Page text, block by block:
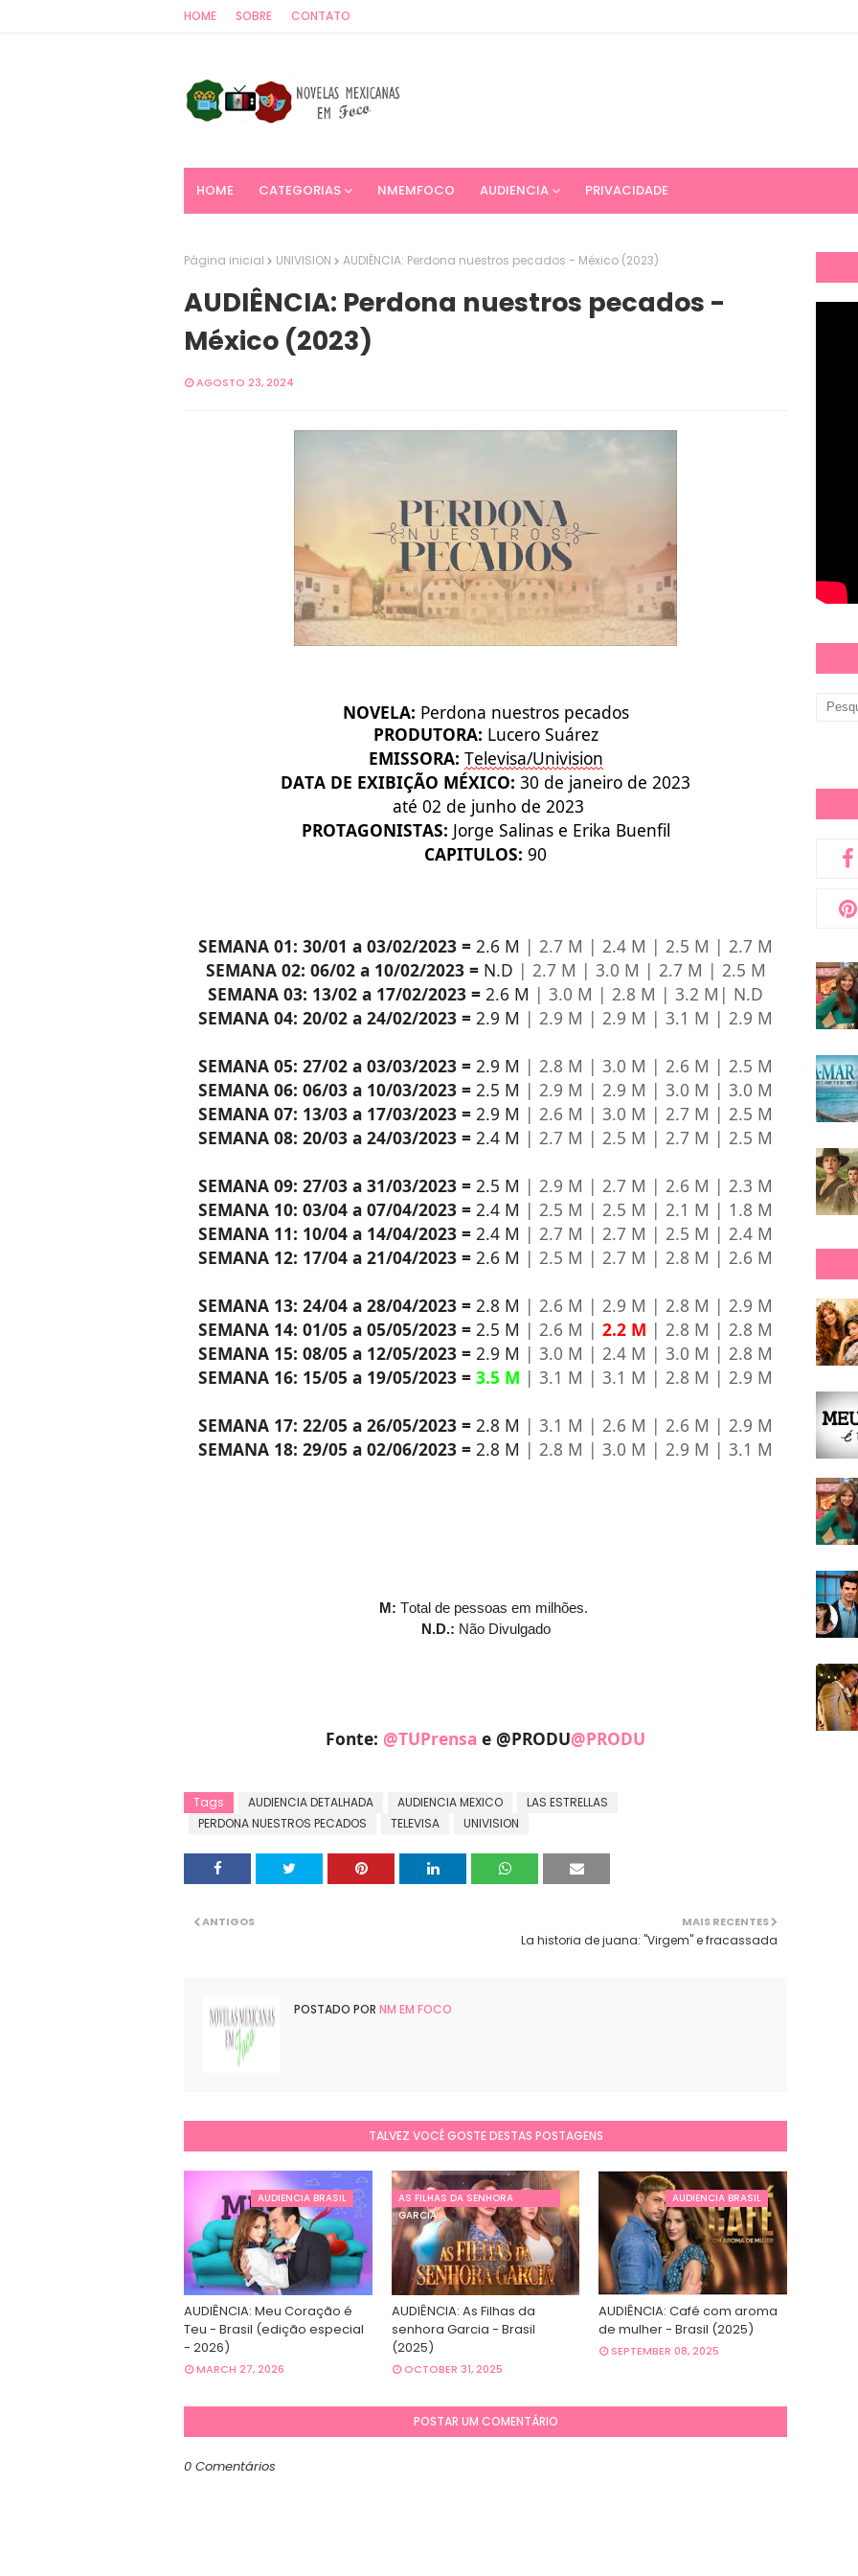
HOME SOBRE CONTATO
HOME CATEGORIAS NMEMFOCO AUDIENCIA PRIVACIDADE
Página inicial UNIVISION AUDIÊNCIA: Perdona nuestros pecados - México (2023)
AUDIÊNCIA: Perdona nuestros pecados -
México (2023)
AGOSTO 23, 2024
NOVELA: Perdona nuestros pecados
PRODUTORA: Lucero Suárez
EMISSORA: Televisa/Univision
DATA DE EXIBIÇÃO MÉXICO: 30 de janeiro de 2023
até 02 de junho de 2023
PROTAGONISTAS: Jorge Salinas e Erika Buenfil
CAPITULOS: 90
SEMANA 01: 30/01 a 03/02/2023 = 2.6 M | 2.7 M | 2.4 M | 2.5 M | 2.7 M
SEMANA 02: 06/02 a 10/02/2023 = N.D | 2.7 M | 3.0 M | 2.7 M | 2.5 M
SEMANA 03: 13/02 a 17/02/2023 = 2.6 M | 3.0 M | 2.8 M | 3.2 M| N.D
SEMANA 04: 20/02 a 24/02/2023 = 2.9 M | 2.9 M | 2.9 M | 3.1 M | 2.9 M
SEMANA 05: 27/02 a 03/03/2023 = 2.9 M | 2.8 M | 3.0 M | 2.6 M | 2.5 M
SEMANA 06: 06/03 a 10/03/2023 = 2.5 M | 2.9 M | 2.9 M | 3.0 M | 3.0 M
SEMANA 07: 13/03 a 17/03/2023 = 2.9 M | 2.6 M | 3.0 M | 2.7 M | 2.5 M
SEMANA 08: 20/03 a 24/03/2023 = 2.4 M | 2.7 M | 2.5 M | 2.7 M | 2.5 M
SEMANA 09: 27/03 a 31/03/2023 = 2.5 M | 2.9 M | 2.7 M | 2.6 M | 2.3 M
SEMANA 10: 03/04 a 07/04/2023 = 2.4 M | 2.5 M | 2.5 M | 2.1 M | 1.8 M
SEMANA 11: 10/04 a 14/04/2023 = 2.4 M | 2.7 M | 2.7 M | 2.5 M | 2.4 M
SEMANA 12: 17/04 a 21/04/2023 = 2.6 M | 2.5 M | 2.7 M | 2.8 M | 2.6 M
SEMANA 13: 24/04 a 28/04/2023 = 2.8 M | 2.6 M | 2.9 M | 2.8 M | 2.9 M
SEMANA 14: 01/05 a 05/05/2023 = 2.5 M | 2.6 M | 2.2 M | 2.8 M | 2.8 M
SEMANA 15: 08/05 a 12/05/2023 = 2.9 M | 3.0 M | 2.4 M | 3.0 M | 2.8 M
SEMANA 16: 15/05 a 19/05/2023 = 3.5 M | 3.1 M | 3.1 M | 2.8 M | 2.9 M
SEMANA 17: 22/05 a 26/05/2023 = 2.8 M | 3.1 M | 2.6 M | 2.6 M | 2.9 M
SEMANA 18: 29/05 a 02/06/2023 = 2.8 M | 2.8 M | 3.0 M | 2.9 M | 3.1 M
M: Total de pessoas em milhões.
N.D.: Não Divulgado
Fonte: @TUPrensa e @PRODU@PRODU
Tags AUDIENCIA DETALHADA AUDIENCIA MEXICO
LAS ESTRELLAS
PERDONA NUESTROS PECADOS
TELEVISA UNIVISION
MAIS RECENTES
La historia de juana: "Virgem" e fracassada
ANTIGOS
POSTADO POR NM EM FOCO
TALVEZ VOCÊ GOSTE DESTAS POSTAGENS
AUDIENCIA BRASIL
AUDIÊNCIA: Meu Coração é
Teu - Brasil (edição especial
- 2026)
MARCH 27, 2026
AS FILHAS DA SENHORA
GARCIA
AUDIÊNCIA: As Filhas da
senhora Garcia - Brasil
(2025)
OCTOBER 31, 2025
AUDIENCIA BRASIL
AUDIÊNCIA: Café com aroma
de mulher - Brasil (2025)
SEPTEMBER 08, 2025
POSTAR UM COMENTÁRIO
0 Comentários